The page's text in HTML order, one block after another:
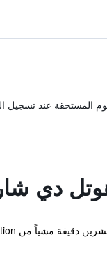
المستحقة عند تسجيل
دي